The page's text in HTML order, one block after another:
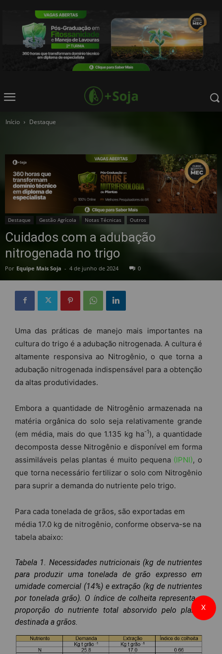
Início Destaque
Destaque Gestão Agrícola Notas Técnicas Outros
Cuidados com a adubação
nitrogenada no trigo
Por Equipe Mais Soja - 4 de junho de 2024 0
Uma das práticas de manejo mais importantes na
cultura do trigo é a adubação nitrogenada. A cultura é
altamente responsiva ao Nitrogênio, o que torna a
adubação nitrogenada indispensável para a obtenção
da altas produtividades.
Embora a quantidade de Nitrogênio armazenada na
matéria orgânica do solo seja relativamente grande
(em média, mais do que 1.135 kg ha-1), a quantidade
decomposta desse Nitrogênio e disponível em forma
assimiláveis pelas plantas é muito pequena (IPNI), o
que torna necessário fertilizar o solo com Nitrogênio
para suprir a demanda do nutriente pelo trigo.
Para cada tonelada de grãos, são exportadas em
média 17.0 kg de nitrogênio, conforme observa-se na
tabela abaixo:
Tabela 1. Necessidades nutricionais (kg de nutrientes
para produzir uma tonelada de grão expresso em
umidade comercial (14%) e extração (kg de nutrientes
por tonelada grão). O índice de colheita representa a
proporção do nutriente total absorvido pelo planta
destinada a grãos.
X